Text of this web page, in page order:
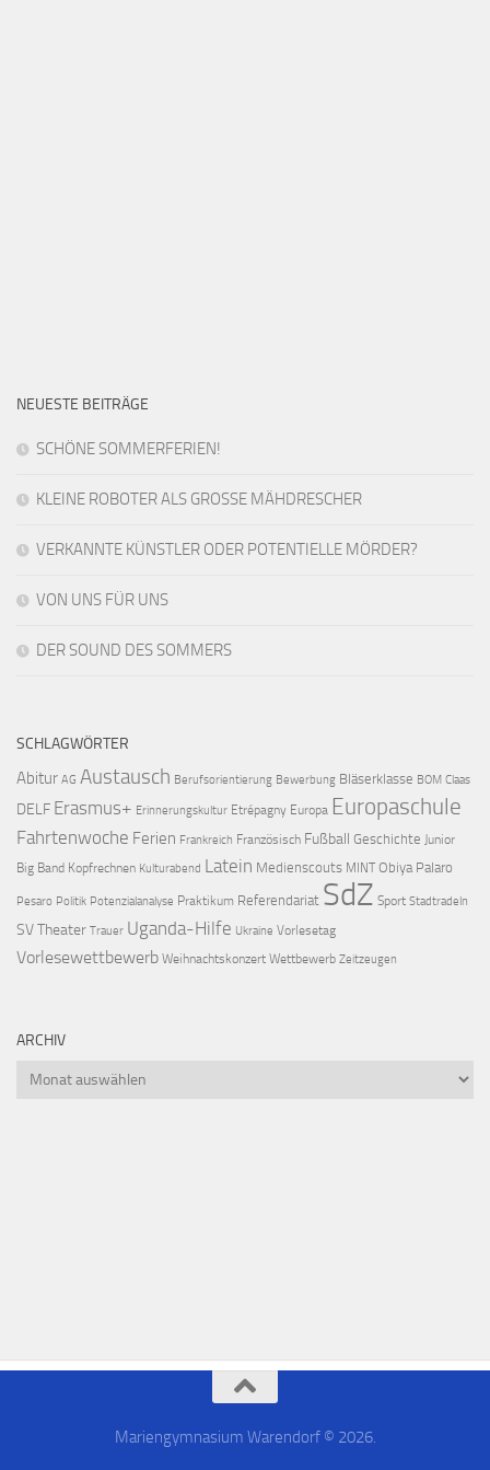
NEUESTE BEITRÄGE
SCHÖNE SOMMERFERIEN!
KLEINE ROBOTER ALS GROSSE MÄHDRESCHER
VERKANNTE KÜNSTLER ODER POTENTIELLE MÖRDER?
VON UNS FÜR UNS
DER SOUND DES SOMMERS
SCHLAGWÖRTER
Abitur AG Austausch Berufsorientierung Bewerbung Bläserklasse BOM Claas
DELF Erasmus+ Erinnerungskultur Etrépagny Europa Europaschule
Fahrtenwoche Ferien Frankreich Französisch Fußball Geschichte Junior
Big Band Kopfrechnen Kulturabend Latein Medienscouts MINT Obiya Palaro
Pesaro Politik Potenzialanalyse Praktikum Referendariat SdZ Sport Stadtradeln
SVTheater Trauer Uganda-Hilfe Ukraine Vorlesetag
Vorlesewettbewerb Weihnachtskonzert Wettbewerb Zeitzeugen
ARCHIV
Mariengymnasium Warendorf © 2026.